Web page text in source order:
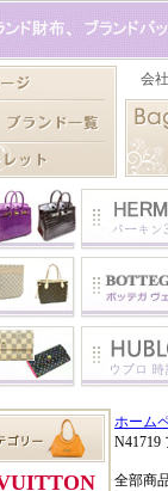
ホーム
N41719
全部商